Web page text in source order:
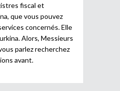
fiscal et
que vous pouvez
concernés. Elle
Alors, Messieurs
parlez recherchez
avant.